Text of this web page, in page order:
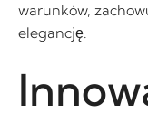
warunków,
elegancję.